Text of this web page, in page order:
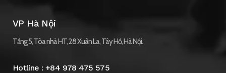
VP Hà Nội
Tầng 5, Tòa nhà HT, 28 Xuân La, Tây Hồ, Hà Nội.
Hotline :+84 978 475 575